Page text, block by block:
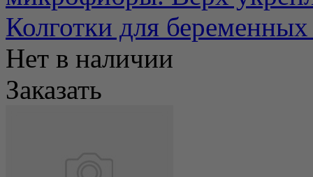
Колготки для
Нет в наличии
Заказать